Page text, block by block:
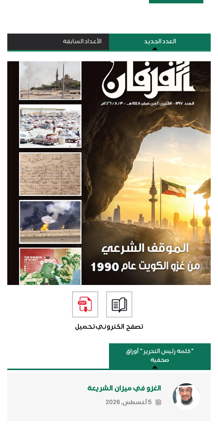
العدد الجديد الأعداد السابقة
تصفح الكترونيتحميل
"كلمة رئيس التحرير " أوراق
صحفية
الغزو في ميزان الشريعة
5 أغسطس, 2026